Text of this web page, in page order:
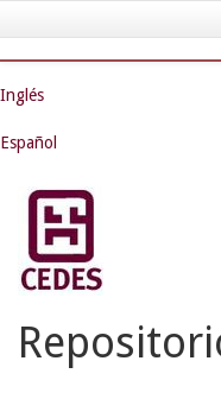
navigation
Inglés
Español